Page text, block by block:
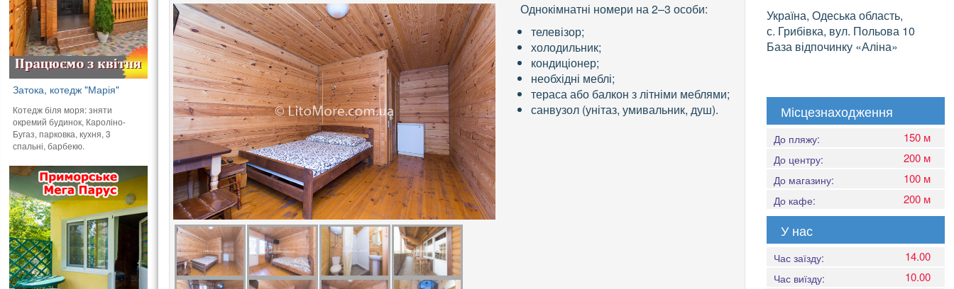
Однокімнатні номери на 2–3 особи:
телевізор;
холодильник;
кондиціонер;
необхідні меблі;
тераса або балкон з літніми меблями;
санвузол (унітаз, умивальник, душ).
Україна, Одеська область,
с. Грибівка, вул. Польо­ва 10
База відпочинку «Аліна»
Місцезнаходження
До пляжу: 150 м
До центру: 200 м
До магазину: 100 м
До кафе: 200 м
У нас
Час заїзду: 14.00
Час виїзду: 10.00
Затока, котедж "Марія"
Котедж біля моря: зняти
окремий будинок, Кароліно-
Бугаз, парковка, кухня, 3
спальні, барбекю.